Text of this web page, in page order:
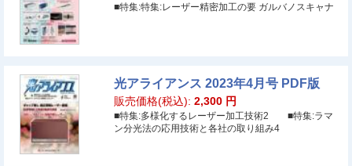
■特集:特集:レーザー精密加工の要 ガルバノスキャナ
光アライアンス 2023年4月号 PDF版
販売価格(税込): 2,300 円
■特集:多様化するレーザー加工技術2 ■特集:ラマ
ン分光法の応用技術と各社の取り組み4